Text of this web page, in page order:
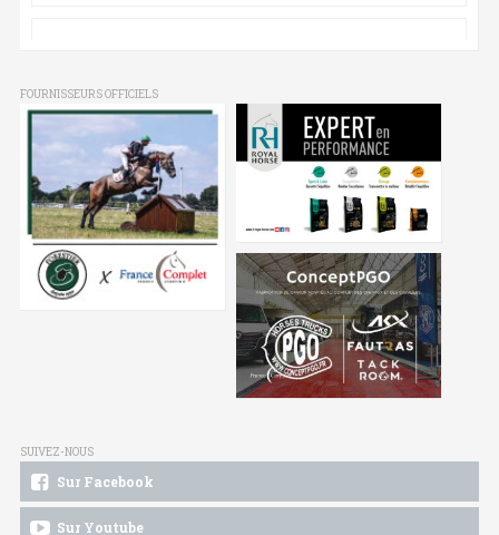
FOURNISSEURS OFFICIELS
SUIVEZ-NOUS
Sur Facebook
Sur Youtube